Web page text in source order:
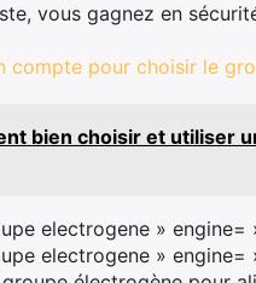
vous gagnez en
compte pour choisir le
bien choisir et utiliser
electrogene » engine=
electrogene » engine=